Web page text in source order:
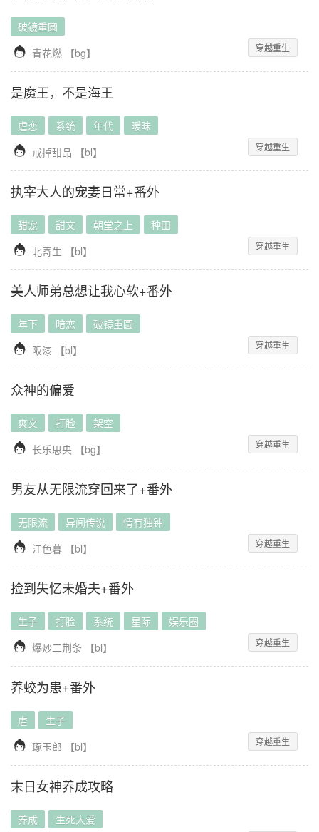
破镜重圆
 青花燃 【bg】 穿越重生
是魔王，不是海王
虐恋 系统 年代 暧昧
 戒掉甜品 【bl】 穿越重生
执宰大人的宠妻日常+番外
甜宠 甜文 朝堂之上 种田
 北寄生 【bl】 穿越重生
美人师弟总想让我心软+番外
年下 暗恋 破镜重圆
 阪漆 【bl】 穿越重生
众神的偏爱
爽文 打脸 架空
 长乐思央 【bg】 穿越重生
男友从无限流穿回来了+番外
无限流 异闻传说 情有独钟
 江色暮 【bl】 穿越重生
捡到失忆未婚夫+番外
生子 打脸 系统 星际 娱乐圈
 爆炒二荆条 【bl】 穿越重生
养蛟为患+番外
虐 生子
 琢玉郎 【bl】 穿越重生
末日女神养成攻略
养成 生死大爱